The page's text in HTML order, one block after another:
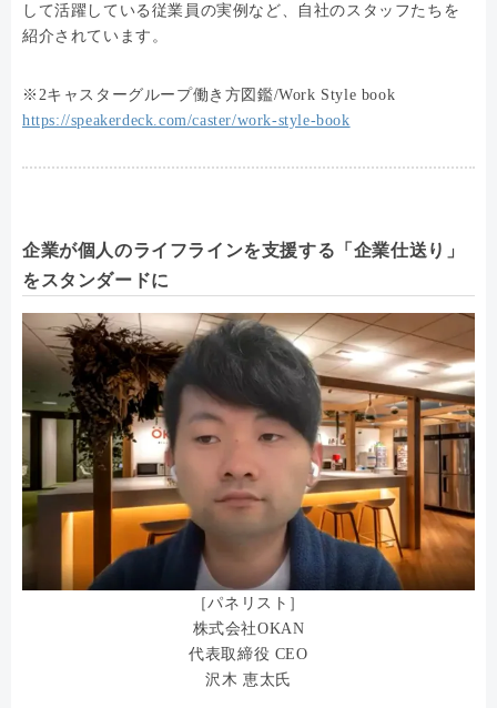
して活躍している従業員の実例など、自社のスタッフたちを
紹介されています。
※2キャスターグループ働き方図鑑/Work Style book
https://speakerdeck.com/caster/work-style-book
企業が個人のライフラインを支援する「企業仕送り」
をスタンダードに
［パネリスト］
株式会社OKAN
代表取締役 CEO
沢木 恵太氏